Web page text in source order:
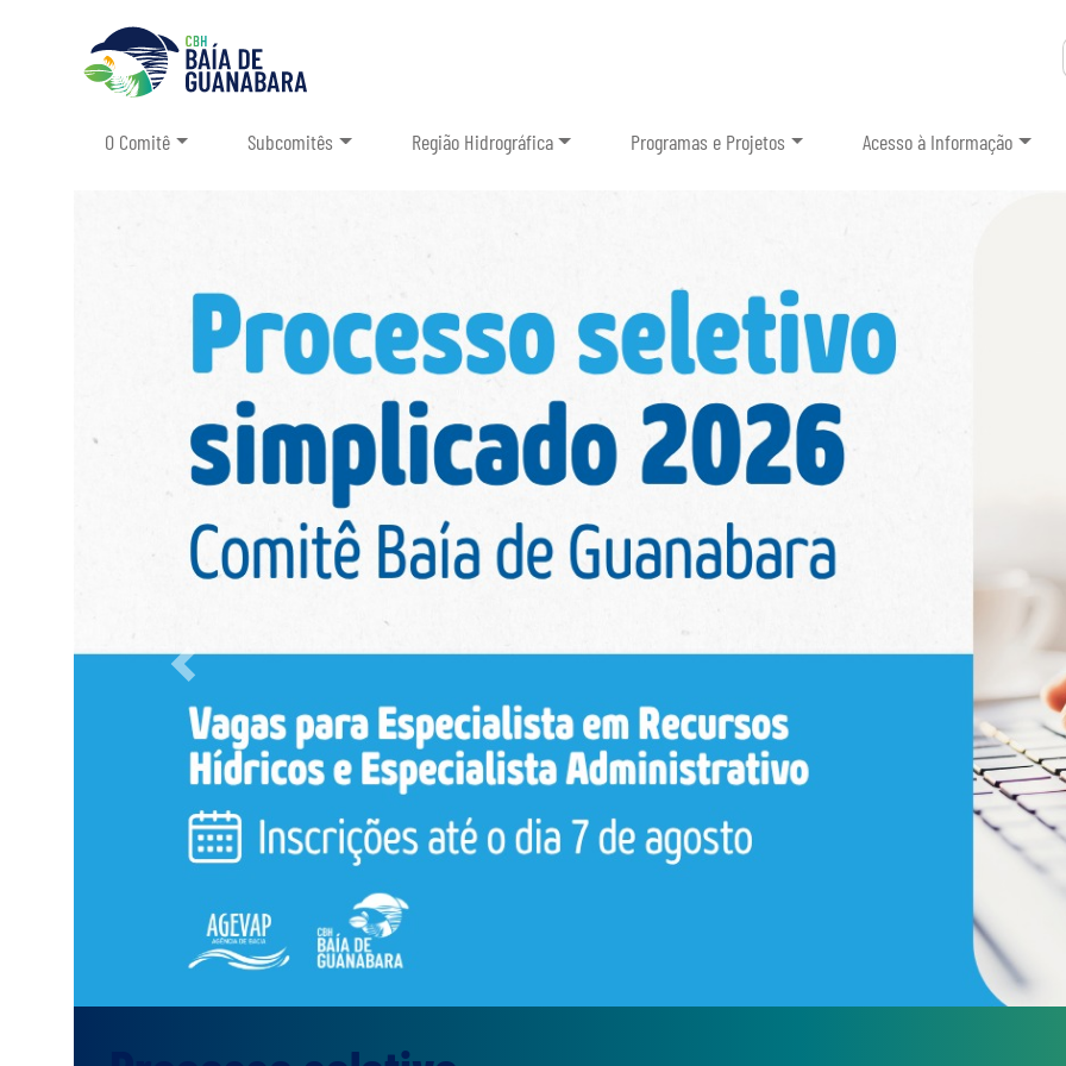
O Comitê Subcomitês Região Hidrográfica Programas e Projetos Acesso à Informação
Previous